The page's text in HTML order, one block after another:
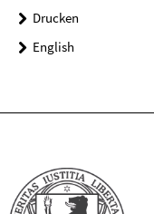
Drucken
English